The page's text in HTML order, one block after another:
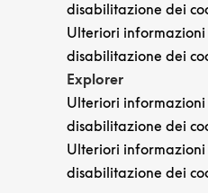
disabilitazione dei
Ulteriori informazioni
disabilitazione dei
Explorer
Ulteriori informazioni
disabilitazione dei
Ulteriori informazioni
disabilitazione dei